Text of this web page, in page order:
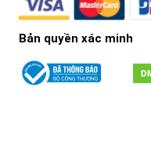
Bản quyền xác minh